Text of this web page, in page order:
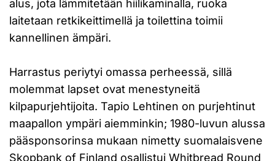
alus, jota lämmitetään hiilikaminalla, ruoka
laitetaan retkikeittimellä ja toilettina toimii
kannellinen ämpäri.
Harrastus periytyi omassa perheessä, sillä
molemmat lapset ovat menestyneitä
kilpapurjehtijoita. Tapio Lehtinen on purjehtinut
maapallon ympäri aiemminkin; 1980-luvun alussa
pääsponsorinsa mukaan nimetty suomalaisvene
Skopbank of Finland osallistui Whitbread Round